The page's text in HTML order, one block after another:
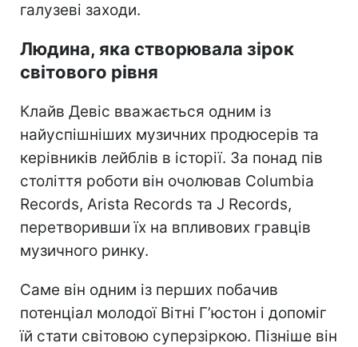
галузеві заходи.
Людина, яка створювала зірок
світового рівня
Клайв Девіс вважається одним із
найуспішніших музичних продюсерів та
керівників лейблів в історії. За понад пів
століття роботи він очолював Columbia
Records, Arista Records та J Records,
перетворивши їх на впливових гравців
музичного ринку.
Саме він одним із перших побачив
потенціал молодої Вітні Г’юстон і допоміг
їй стати світовою суперзіркою. Пізніше він